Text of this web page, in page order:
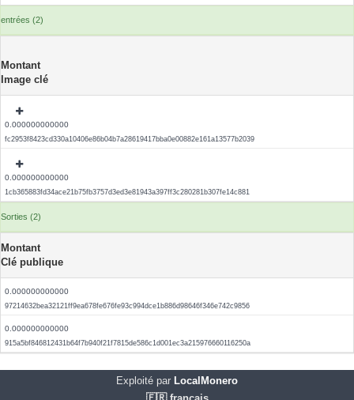
entrées (2)
Montant
Image clé
0.000000000000
fc2953f8423cd330a10406e86b04b7a28619417bba0e00882e161a13577b2039
0.000000000000
1cb365883fd34ace21b75fb3757d3ed3e81943a397ff3c280281b307fe14c881
Sorties (2)
Montant
Clé publique
0.000000000000
97214632bea32121ff9ea678fe676fe93c994dce1b886d98646f346e742c9856
0.000000000000
915a5bf846812431b64f7b940f21f7815de586c1d001ec3a215976660116250a
Exploité par LocalMonero